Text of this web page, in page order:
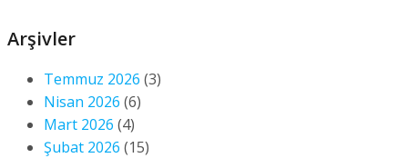
Arşivler
Temmuz 2026 (3)
Nisan 2026 (6)
Mart 2026 (4)
Şubat 2026 (15)